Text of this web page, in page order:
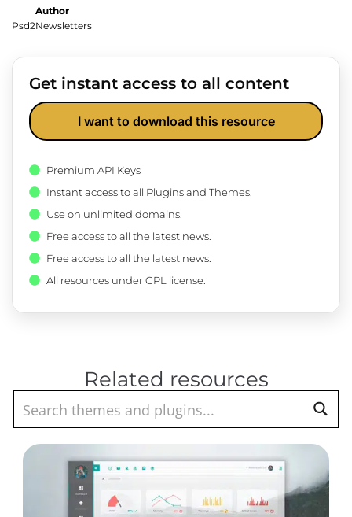
Author
Psd2Newsletters
Get instant access to all content
I want to download this resource
Premium API Keys
Instant access to all Plugins and Themes.
Use on unlimited domains.
Free access to all the latest news.
Free access to all the latest news.
All resources under GPL license.
Related resources